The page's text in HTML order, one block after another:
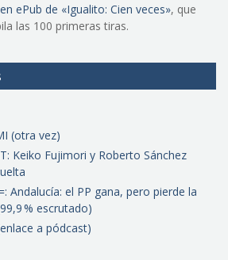
ePub de «Igualito: Cien veces», que
las 100 primeras tiras.
(otra vez)
Keiko Fujimori y Roberto Sánchez
Andalucía: el PP gana, pero pierde la
% escrutado)
a pódcast)